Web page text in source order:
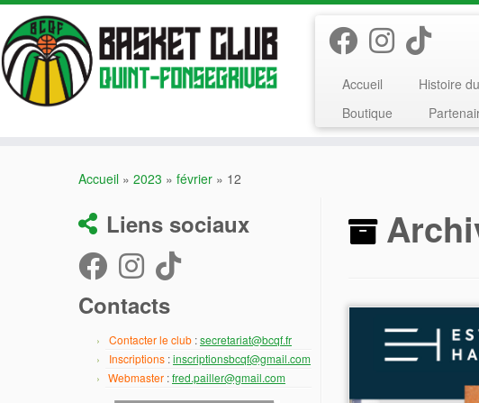
Passer
au
contenu
Accueil
Histoire
Boutique
Accueil » 2023 » février » 12
Liens sociaux
Contacts
Contacter le club :secretariat@bcqf.fr
Inscriptions :inscriptionsbcqf@gmail.com
Webmaster :fred.pailler@gmail.com